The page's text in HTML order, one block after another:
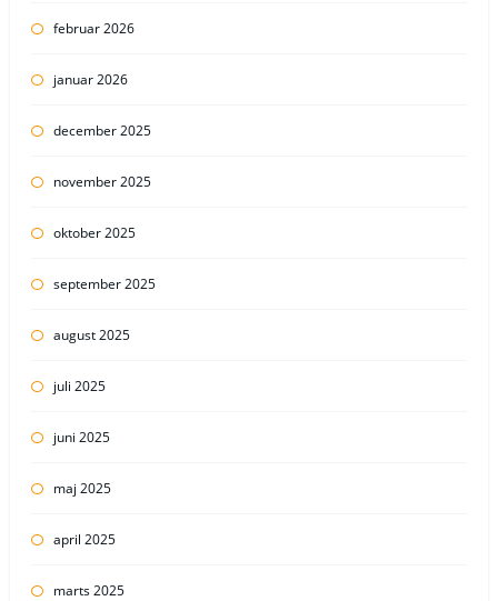
februar 2026
januar 2026
december 2025
november 2025
oktober 2025
september 2025
august 2025
juli 2025
juni 2025
maj 2025
april 2025
marts 2025